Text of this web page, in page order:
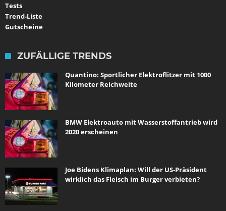
Tests
Trend-Liste
Gutscheine
ZUFÄLLIGE TRENDS
Quantino: Sportlicher Elektroflitzer mit 1000
Kilometer Reichweite
BMW Elektroauto mit Wasserstoffantrieb wird
2020 erscheinen
Joe Bidens Klimaplan: Will der US-Präsident
wirklich das Fleisch im Burger verbieten?